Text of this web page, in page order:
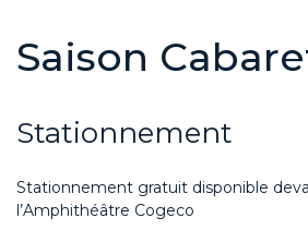
Saison
Stationnement
Stationnement gratuit disponible
l’Amphithéâtre Cogeco